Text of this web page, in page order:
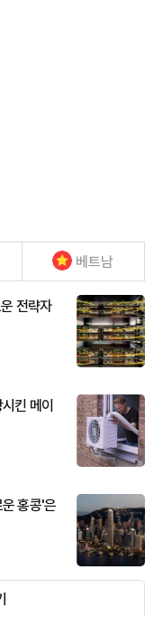
베트남
전략자
킨 메이
홍콩'은